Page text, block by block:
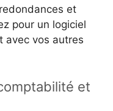
et
pour un logiciel
avec vos autres
et